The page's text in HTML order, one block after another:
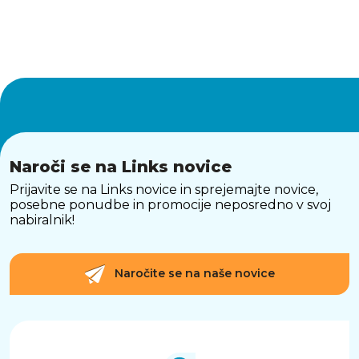
Naroči se na Links novice
Prijavite se na Links novice in sprejemajte novice,
posebne ponudbe in promocije neposredno v svoj
nabiralnik!
Naročite se na naše novice